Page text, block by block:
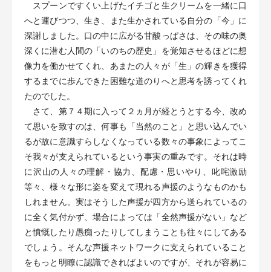
スプーンですくい上げたイチゴと生クリームを一緒に口
へと運びつつ、生き、また生かされている自分の「今」に
深謝しました。口の中に広がる甘酸っぱさは、その味の奥
深くに潜む人間の「いのちの歴史」を覚知させるほどに想
像力を働かせてくれ、あまたの人々が「生」の輝きを獲得
するまでに歩んできた困難な道のりへと思考を誘ってくれ
たのでした。
さて、第７４期に入って２ヵ月が経とうとする今、改め
て思いを致すのは、何事も「当然のこと」と思い込んでい
るが故に意識すらしなくなっている数々の事象によってこ
そ我々が支えられているという事実の重みです。それは時
に沢山の人々の理解・協力、配慮・思いやり、叱咤激励
等々、様々な形に姿を変えて現れる声援のようなものかも
しれません。実はそうした声援が四方から送られているの
に全く気付かず、場合によっては「全然声援がない」など
と憤慨したり愚痴ったりしてしまうことも往々にしてある
でしょう。そんな声援ネットワークに支えられていること
をもっと明瞭に認識できればよいのですが、それが容易に